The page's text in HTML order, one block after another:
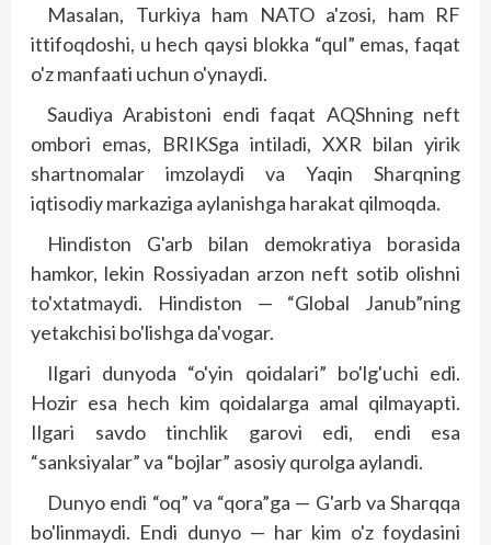
Masalan, Turkiya ham NATO a'zosi, ham RF
ittifoqdoshi, u hech qaysi blokka “qul” emas, faqat
o'z manfaati uchun o'ynaydi.
Saudiya Arabistoni endi faqat AQShning neft
ombori emas, BRIKSga intiladi, XXR bilan yirik
shartnomalar imzolaydi va Yaqin Sharqning
iqtisodiy markaziga aylanishga harakat qilmoqda.
Hindiston G'arb bilan demokratiya borasida
hamkor, lekin Rossiyadan arzon neft sotib olishni
to'xtatmaydi. Hindiston — “Global Janub”ning
yetakchisi bo'lishga da'vogar.
Ilgari dunyoda “o'yin qoidalari” bo'lg'uchi edi.
Hozir esa hech kim qoidalarga amal qilmayapti.
Ilgari savdo tinchlik garovi edi, endi esa
“sanksiyalar” va “bojlar” asosiy qurolga aylandi.
Dunyo endi “oq” va “qora”ga — G'arb va Sharqqa
bo'linmaydi. Endi dunyo — har kim o'z foydasini